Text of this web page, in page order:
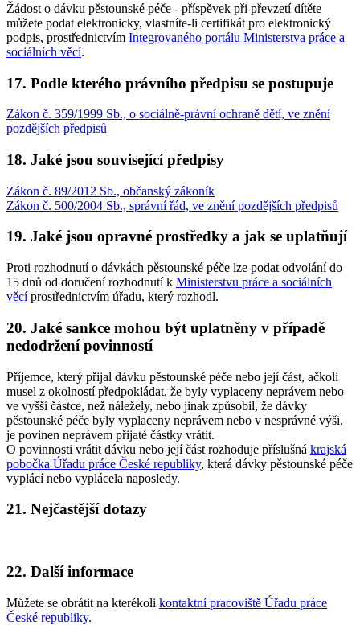
Žádost o dávku pěstounské péče - příspěvek při převzetí dítěte
můžete podat elektronicky, vlastníte-li certifikát pro elektronický
podpis, prostřednictvím Integrovaného portálu Ministerstva práce a
sociálních věcí.
17. Podle kterého právního předpisu se postupuje
Zákon č. 359/1999 Sb., o sociálně-právní ochraně dětí, ve znění
pozdějších předpisů
18. Jaké jsou související předpisy
Zákon č. 89/2012 Sb., občanský zákoník
Zákon č. 500/2004 Sb., správní řád, ve znění pozdějších předpisů
19. Jaké jsou opravné prostředky a jak se uplatňují
Proti rozhodnutí o dávkách pěstounské péče lze podat odvolání do
15 dnů od doručení rozhodnutí k Ministerstvu práce a sociálních
věcíprostřednictvím úřadu, který rozhodl.
20. Jaké sankce mohou být uplatněny v případě
nedodržení povinností
Příjemce, který přijal dávku pěstounské péče nebo její část, ačkoli
musel z okolností předpokládat, že byly vyplaceny neprávem nebo
ve vyšší částce, než náležely, nebo jinak způsobil, že dávky
pěstounské péče byly vyplaceny neprávem nebo v nesprávné výši,
je povinen neprávem přijaté částky vrátit.
O povinnosti vrátit dávku nebo její část rozhoduje příslušná krajská
pobočka Úřadu práce České republiky, která dávky pěstounské péče
vyplácí nebo vyplácela naposledy.
21. Nejčastější dotazy
22. Další informace
Můžete se obrátit na kterékoli kontaktní pracoviště Úřadu práce
České republiky.